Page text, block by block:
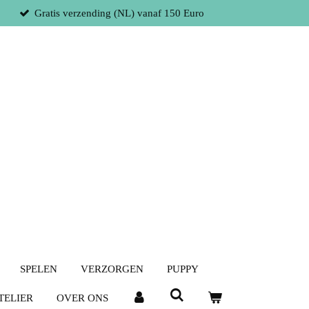
Gratis verzending (NL) vanaf 150 Euro
SPELEN VERZORGEN PUPPY
OVER ONS